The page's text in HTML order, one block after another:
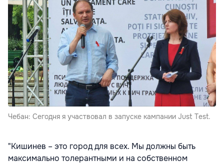
Чебан: Сегодня я участвовал в запуске кампании Just Test.
"Кишинев – это город для всех. Мы должны быть
максимально толерантными и на собственном